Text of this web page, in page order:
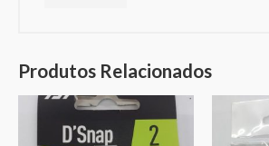
Produtos Relacionados